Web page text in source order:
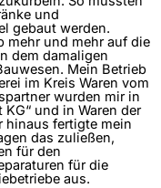
und
gebaut werden.
mehr und mehr auf die
dem damaligen
Mein Betrieb
im Kreis Waren vom
wurden mir in
und in Waren der
hinaus fertigte mein
das zuließen,
für den
für die
aus.